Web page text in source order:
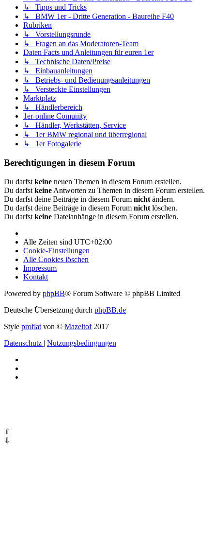
↳ Tipps und Tricks
↳ BMW 1er - Dritte Generation - Baureihe F40
Rubriken
↳ Vorstellungsrunde
↳ Fragen an das Moderatoren-Team
Daten Facts und Anleitungen für euren 1er
↳ Technische Daten/Preise
↳ Einbauanleitungen
↳ Betriebs- und Bedienungsanleitungen
↳ Versteckte Einstellungen
Marktplatz
↳ Händlerbereich
1er-online Comunity
↳ Händler, Werkstätten, Service
↳ 1er BMW regional und überregional
↳ 1er Fotogalerie
Berechtigungen in diesem Forum
Du darfst keine neuen Themen in diesem Forum erstellen.
Du darfst keine Antworten zu Themen in diesem Forum erstellen.
Du darfst deine Beiträge in diesem Forum nicht ändern.
Du darfst deine Beiträge in diesem Forum nicht löschen.
Du darfst keine Dateianhänge in diesem Forum erstellen.
Alle Zeiten sind UTC+02:00
Cookie-Einstellungen
Alle Cookies löschen
Impressum
Kontakt
Powered by phpBB® Forum Software © phpBB Limited
Deutsche Übersetzung durch phpBB.de
Style proflat von © Mazeltof2017
Datenschutz | Nutzungsbedingungen
⇧
⇩